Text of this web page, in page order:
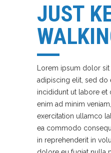
JUST
Lorem ipsum dolor
adipiscing elit, sed
incididunt ut labore et
enim ad minim
exercitation ullamco
ea commodo
in reprehenderit in